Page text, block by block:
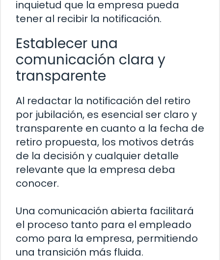
inquietud que la empresa pueda
tener al recibir la notificación.
Establecer una
comunicación clara y
transparente
Al redactar la notificación del retiro
por jubilación, es esencial ser claro y
transparente en cuanto a la fecha de
retiro propuesta, los motivos detrás
de la decisión y cualquier detalle
relevante que la empresa deba
conocer.
Una comunicación abierta facilitará
el proceso tanto para el empleado
como para la empresa, permitiendo
una transición más fluida.